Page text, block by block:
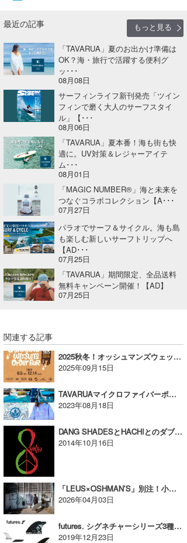
最近の記事
もっと見る
「TAVARUA」夏のお出かけ準備は
OK？海・旅行で活躍する便利グ
ッ･･･
08月08日
サーフィンライフ新刊発売「ツイン
フィンで磨く大人のサーフスタイ
ル」【･･･
08月06日
「TAVARUA」夏本番！海も街も快
適に。UV対策＆レジャーアイテ
ム･･･
08月01日
「MAGIC NUMBER®」海と未来を
つなぐコラボコレクション【A･･･
07月27日
パラオでサーフ＆サイクル。海も島
も楽しむ新しいサーフトリップへ
【AD･･･
07月25日
「TAVARUA」期間限定、全品送料
無料キャンペーン開催！【AD】
07月25日
関連する記事
2025秋冬！オッシュマンズウェットスーツオーダーフェアが開始！【AD】
2025年09月15日
TAVARUAマイクロファイバーポンチョUPF50＋【AD】
2023年08月18日
DANG SHADESとHACHIとのダブル・ネーム・モデルが10/19日発売!!
2014年10月16日
「LEUS×OSHMAN’S」別注！小林直海ディレクションタオル【AD】
2026年04月03日
futures. シグネチャーシリーズ3種類がNEWリリース! 【AD】
2019年12月23日